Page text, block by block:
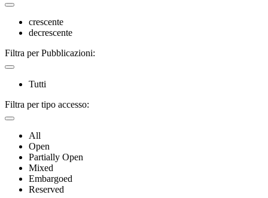
crescente
decrescente
Filtra per Pubblicazioni:
Tutti
Filtra per tipo accesso:
All
Open
Partially Open
Mixed
Embargoed
Reserved